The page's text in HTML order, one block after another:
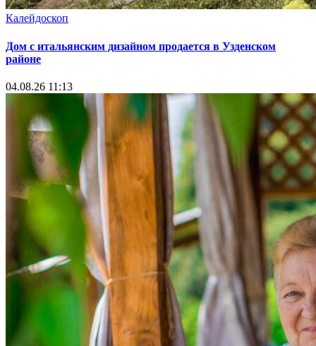
Калейдоскоп
Дом с итальянским дизайном продается в Узденском
районе
04.08.26 11:13